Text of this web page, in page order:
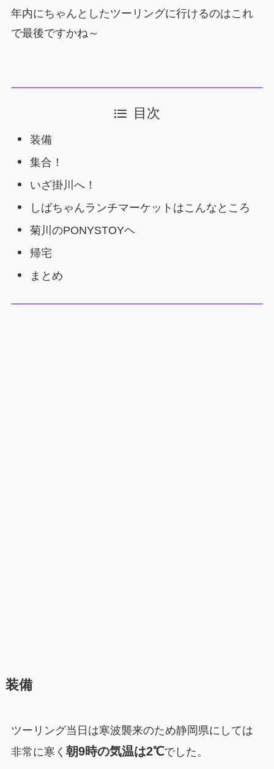
年内にちゃんとしたツーリングに行けるのはこれ
で最後ですかね～
目次
装備
集合！
いざ掛川へ！
しばちゃんランチマーケットはこんなところ
菊川のPONYSTOYヘ
帰宅
まとめ
装備
ツーリング当日は寒波襲来のため静岡県にしては
非常に寒く 朝9時の気温は2℃でした。